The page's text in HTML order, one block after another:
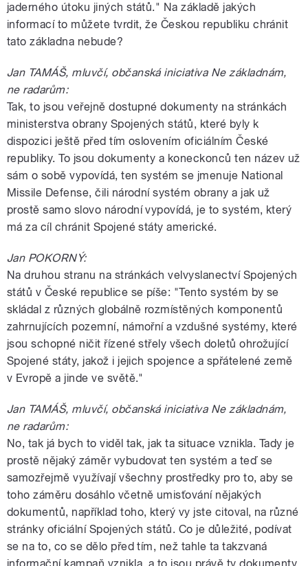
jaderného útoku jiných států." Na základě jakých
informací to můžete tvrdit, že Českou republiku chránit
tato základna nebude?
Jan TAMÁŠ, mluvčí, občanská iniciativa Ne základnám,
ne radarům:
Tak, to jsou veřejně dostupné dokumenty na stránkách
ministerstva obrany Spojených států, které byly k
dispozici ještě před tím oslovením oficiálním České
republiky. To jsou dokumenty a koneckonců ten název už
sám o sobě vypovídá, ten systém se jmenuje National
Missile Defense, čili národní systém obrany a jak už
prostě samo slovo národní vypovídá, je to systém, který
má za cíl chránit Spojené státy americké.
Jan POKORNÝ:
Na druhou stranu na stránkách velvyslanectví Spojených
států v České republice se píše: "Tento systém by se
skládal z různých globálně rozmístěných komponentů
zahrnujících pozemní, námořní a vzdušné systémy, které
jsou schopné ničit řízené střely všech doletů ohrožující
Spojené státy, jakož i jejich spojence a spřátelené země
v Evropě a jinde ve světě."
Jan TAMÁŠ, mluvčí, občanská iniciativa Ne základnám,
ne radarům:
No, tak já bych to viděl tak, jak ta situace vznikla. Tady je
prostě nějaký záměr vybudovat ten systém a teď se
samozřejmě využívají všechny prostředky pro to, aby se
toho záměru dosáhlo včetně umisťování nějakých
dokumentů, například toho, který vy jste citoval, na různé
stránky oficiální Spojených států. Co je důležité, podívat
se na to, co se dělo před tím, než tahle ta takzvaná